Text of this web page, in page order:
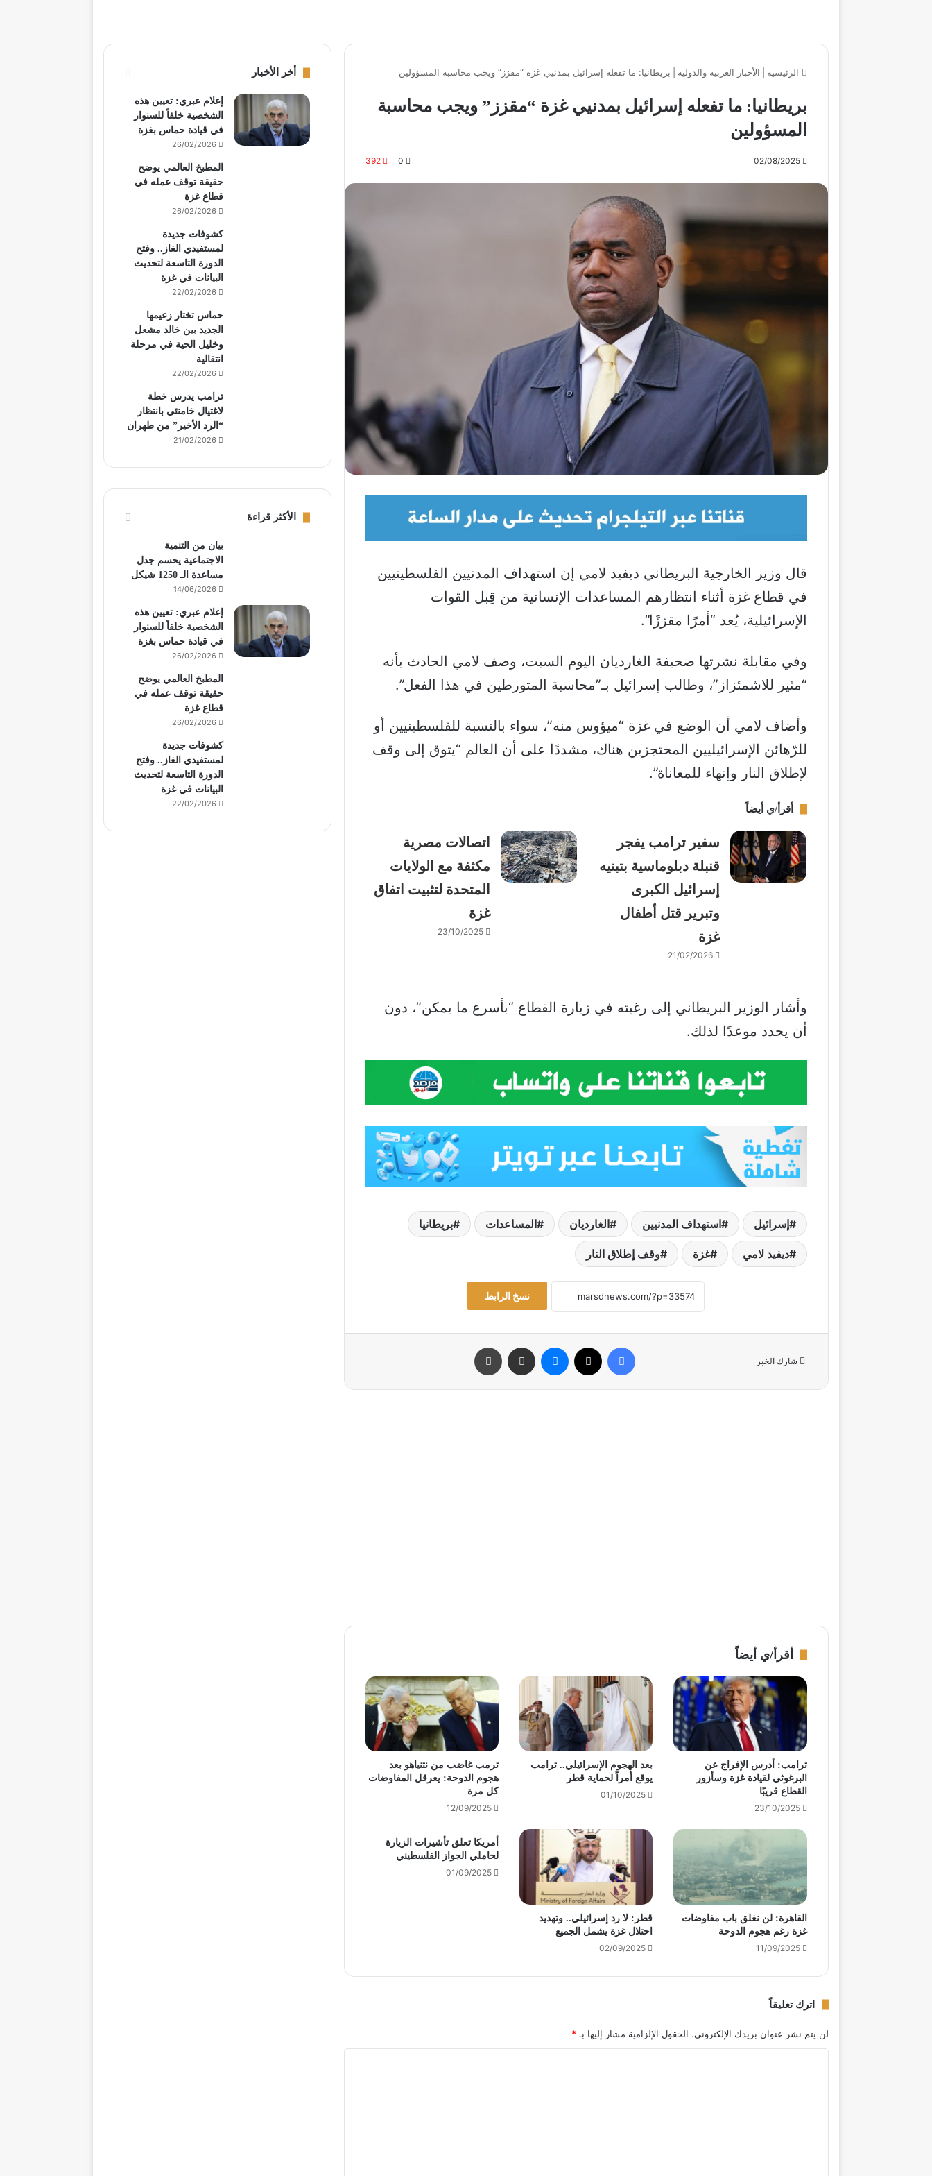
الرئيسية الأخبار العربية والدولية بريطانيا: ما تفعله إسرائيل بمدنيي غزة “مقزز” ويجب محاسبة المسؤولين
بريطانيا: ما تفعله إسرائيل بمدنيي غزة “مقزز” ويجب محاسبة
المسؤولين
02/08/2025
0
392
قال وزير الخارجية البريطاني ديفيد لامي إن استهداف المدنيين الفلسطينيين
في قطاع غزة أثناء انتظارهم المساعدات الإنسانية من قِبل القوات
الإسرائيلية، يُعد “أمرًا مقززًا”.
وفي مقابلة نشرتها صحيفة الغارديان اليوم السبت، وصف لامي الحادث بأنه
“مثير للاشمئزاز”، وطالب إسرائيل بـ”محاسبة المتورطين في هذا الفعل”.
وأضاف لامي أن الوضع في غزة “ميؤوس منه”، سواء بالنسبة للفلسطينيين أو
للرّهائن الإسرائيليين المحتجزين هناك، مشددًا على أن العالم “يتوق إلى وقف
لإطلاق النار وإنهاء للمعاناة”.
أقرأ/ي أيضاً
سفير ترامب يفجر
قنبلة دبلوماسية بتبنيه
إسرائيل الكبرى
وتبرير قتل أطفال
غزة
21/02/2026
اتصالات مصرية
مكثفة مع الولايات
المتحدة لتثبيت اتفاق
غزة
23/10/2025
وأشار الوزير البريطاني إلى رغبته في زيارة القطاع “بأسرع ما يمكن”، دون
أن يحدد موعدًا لذلك.
إسرائيل استهداف المدنيين الغارديان المساعدات بريطانيا
ديفيد لامي غزة وقف إطلاق النار
نسخ الرابط
شارك الخبر
فيسبوك ماسنجر مشاركة عبر البريد
أقرأ/ي أيضاً
ترامب: أدرس الإفراج عن
البرغوثي لقيادة غزة وسأزور
القطاع قريبًا
23/10/2025
بعد الهجوم الإسرائيلي.. ترامب
يوقع أمراً لحماية قطر
01/10/2025
ترمب غاضب من نتنياهو بعد
هجوم الدوحة: يعرقل المفاوضات
كل مرة
12/09/2025
القاهرة: لن نغلق باب مفاوضات
غزة رغم هجوم الدوحة
11/09/2025
قطر: لا رد إسرائيلي.. وتهديد
احتلال غزة يشمل الجميع
02/09/2025
أمريكا تعلق تأشيرات الزيارة
لحاملي الجواز الفلسطيني
01/09/2025
اترك تعليقاً
لن يتم نشر عنوان بريدك الإلكتروني. الحقول الإلزامية مشار إليها بـ*
أخر الأخبار
إعلام عبري: تعيين هذه
الشخصية خلفاً للسنوار
في قيادة حماس بغزة
26/02/2026
المطبخ العالمي يوضح
حقيقة توقف عمله في
قطاع غزة
26/02/2026
كشوفات جديدة
لمستفيدي الغاز.. وفتح
الدورة التاسعة لتحديث
البيانات في غزة
22/02/2026
حماس تختار زعيمها
الجديد بين خالد مشعل
وخليل الحية في مرحلة
انتقالية
22/02/2026
ترامب يدرس خطة
لاغتيال خامنئي بانتظار
“الرد الأخير” من طهران
21/02/2026
الأكثر قراءة
بيان من التنمية
الاجتماعية يحسم جدل
مساعدة الـ 1250 شيكل
14/06/2026
إعلام عبري: تعيين هذه
الشخصية خلفاً للسنوار
في قيادة حماس بغزة
26/02/2026
المطبخ العالمي يوضح
حقيقة توقف عمله في
قطاع غزة
26/02/2026
كشوفات جديدة
لمستفيدي الغاز.. وفتح
الدورة التاسعة لتحديث
البيانات في غزة
22/02/2026